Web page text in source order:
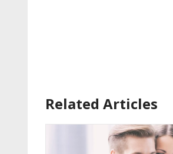
Related Articles